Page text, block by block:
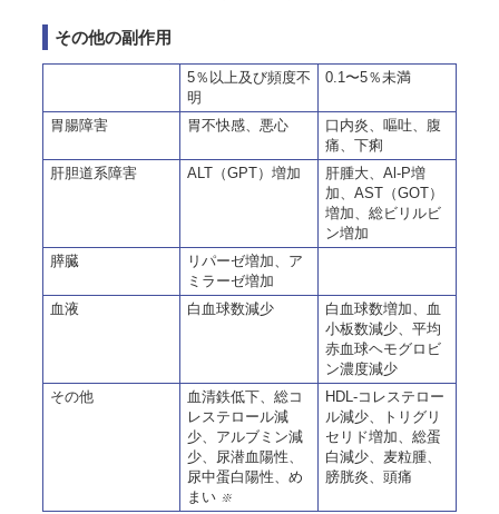
その他の副作用
5％以上及び頻度不
明
0.1〜5％未満
胃腸障害 胃不快感、悪心
口内炎、嘔吐、腹
痛、下痢
肝胆道系障害
ALT（GPT）増加
肝腫大、Al-P増
加、AST（GOT）
増加、総ビリルビ
ン増加
膵臓
リパーゼ増加、ア
ミラーゼ増加
血液
白血球数減少
白血球数増加、血
小板数減少、平均
赤血球ヘモグロビ
ン濃度減少
その他
血清鉄低下、総コ
レステロール減
少、アルブミン減
少、尿潜血陽性、
尿中蛋白陽性、め
まい ※
HDL-コレステロー
ル減少、トリグリ
セリド増加、総蛋
白減少、麦粒腫、
膀胱炎、頭痛